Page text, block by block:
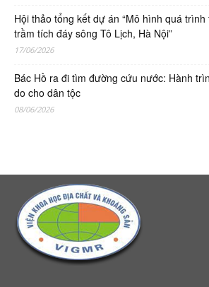
Hội thảo tổng kết dự án “Mô hình quá
trầm tích đáy sông Tô Lịch, Hà Nội”
17/06/2026
Bác Hồ ra đi tìm đường cứu nước: Hành
do cho dân tộc
08/06/2026